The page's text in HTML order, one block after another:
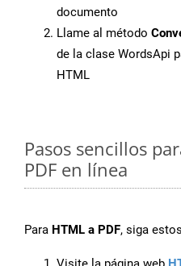
documento
Llame al método
de la clase WordsApi
HTML
Pasos sencillos
PDF en línea
Para HTML a PDF, siga